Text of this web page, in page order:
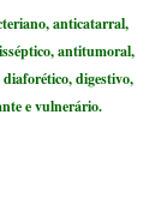
anticatarral,
antitumoral,
digestivo,
e vulnerário.